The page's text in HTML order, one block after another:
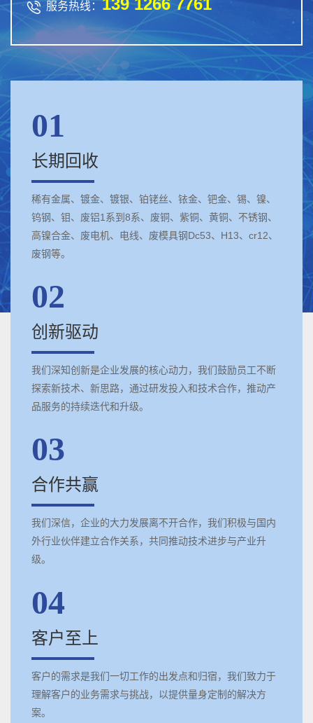
 服务热线：
01
长期回收
稀有金属、镀金、镀银、铂铑丝、铱金、钯金、锡、镍、
钨钢、钼、废铝1系到8系、废铜、紫铜、黄铜、不锈钢、
高镍合金、废电机、电线、废模具钢Dc53、H13、cr12、
废钢等。
02
创新驱动
我们深知创新是企业发展的核心动力，我们鼓励员工不断
探索新技术、新思路，通过研发投入和技术合作，推动产
品服务的持续迭代和升级。
03
合作共赢
我们深信，企业的大力发展离不开合作，我们积极与国内
外行业伙伴建立合作关系，共同推动技术进步与产业升
级。
04
客户至上
客户的需求是我们一切工作的出发点和归宿，我们致力于
理解客户的业务需求与挑战，以提供量身定制的解决方
案。